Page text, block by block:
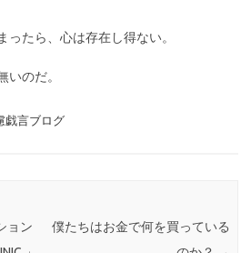
ったら、心は存在し得ない。
いのだ。
戯言ブログ
ョン
僕たちはお金で何を買っている